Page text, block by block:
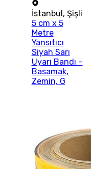
İstanbul , Şişli
5 cm x 5
Metre
Yansıtıcı
Siyah Sarı
Uyarı Bandı –
Basamak,
Zemin, G